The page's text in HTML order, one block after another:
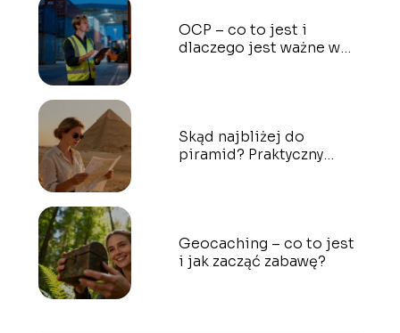
OCP – co to jest i
dlaczego jest ważne w
Skąd najbliżej do
piramid? Praktyczny
Geocaching – co to jest
i jak zacząć zabawę?